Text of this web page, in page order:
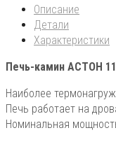
Описание
Детали
Характеристики
Печь-камин АСТОН
Наиболее
Печь работает на
Номинальная